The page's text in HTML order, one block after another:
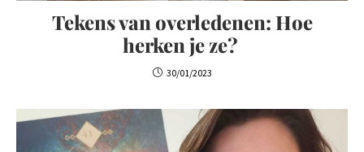
Tekens van overledenen: Hoe
herken je ze?
30/01/2023